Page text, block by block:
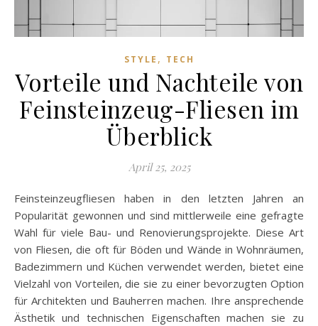
STYLE , TECH
Vorteile und Nachteile von
Feinsteinzeug-Fliesen im
Überblick
April 25, 2025
Feinsteinzeugfliesen haben in den letzten Jahren an
Popularität gewonnen und sind mittlerweile eine gefragte
Wahl für viele Bau- und Renovierungsprojekte. Diese Art
von Fliesen, die oft für Böden und Wände in Wohnräumen,
Badezimmern und Küchen verwendet werden, bietet eine
Vielzahl von Vorteilen, die sie zu einer bevorzugten Option
für Architekten und Bauherren machen. Ihre ansprechende
Ästhetik und technischen Eigenschaften machen sie zu